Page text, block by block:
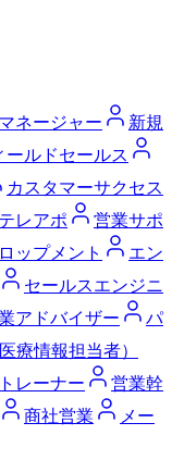
ネージャー
新規
ールドセールス
カスタマーサクセス
テレアポ
営業サポ
ップメント
エン
セールスエンジニ
アドバイザー
パ
療情報担当者）
レーナー
営業幹
商社営業
メー